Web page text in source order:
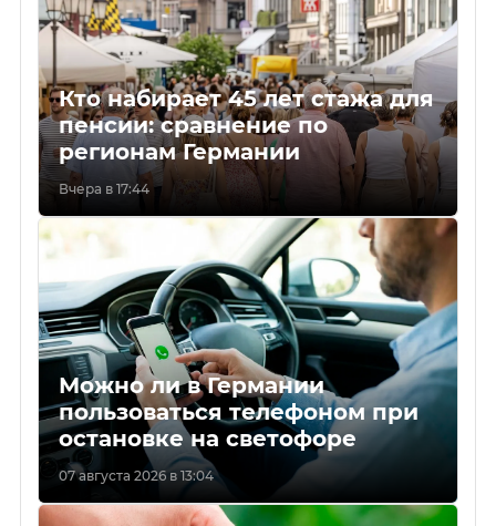
Кто набирает 45 лет стажа для
пенсии: сравнение по
регионам Германии
Вчера в 17:44
Можно ли в Германии
пользоваться телефоном при
остановке на светофоре
07 августа 2026 в 13:04